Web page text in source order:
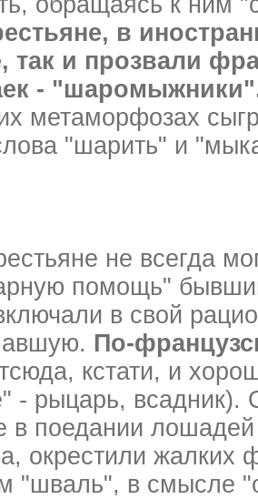
в
так и прозвали
-
метаморфозах
"шарить" и
не всегда
помощь"
в свой
По-
кстати, и
- рыцарь, всадник).
в поедании лошадей
окрестили жалких
"шваль", в смысле